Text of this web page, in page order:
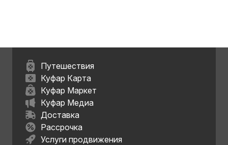
Путешествия
Куфар Карта
Куфар Маркет
Куфар Медиа
Доставка
Рассрочка
Услуги продвижения